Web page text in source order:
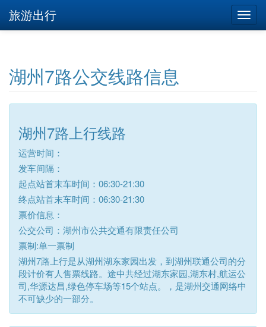
旅游出行
湖州7路公交线路信息
湖州7路上行线路
运营时间：
发车间隔：
起点站首末车时间：06:30-21:30
终点站首末车时间：06:30-21:30
票价信息：
公交公司：湖州市公共交通有限责任公司
票制:单一票制
湖州7路上行是从湖州湖东家园出发，到湖州联通公司的分
段计价有人售票线路。途中共经过湖东家园,湖东村,航运公
司,华源达昌,绿色停车场等15个站点。，是湖州交通网络中
不可缺少的一部分。